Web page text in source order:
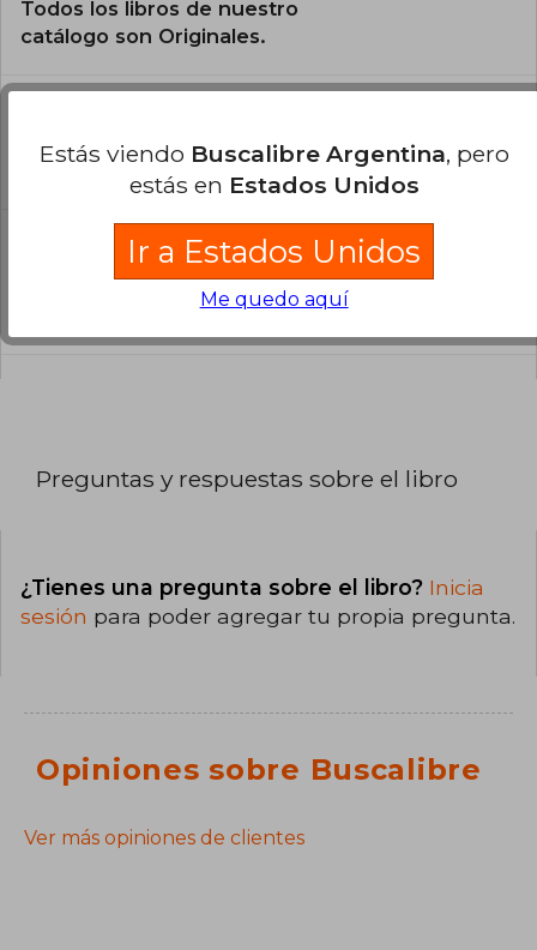
Todos los libros de nuestro
catálogo son Originales.
El libro está escrito en Inglés.
¿Cuál es la encuadernación de este libro?
La encuadernación de esta edición es Tapa
Preguntas y respuestas sobre el libro
¿Tienes una pregunta sobre el libro? Inicia
sesión para poder agregar tu propia pregunta.
Opiniones sobre Buscalibre
Ver más opiniones de clientes
Estás viendo Buscalibre Argentina, pero
estás en Estados Unidos
Ir a Estados Unidos
Me quedo aquí